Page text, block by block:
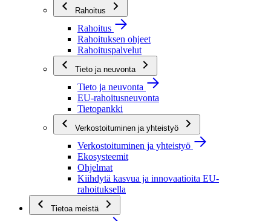
Rahoitus
Rahoitus
Rahoituksen ohjeet
Rahoituspalvelut
Tieto ja neuvonta
Tieto ja neuvonta
EU-rahoitusneuvonta
Tietopankki
Verkostoituminen ja yhteistyö
Verkostoituminen ja yhteistyö
Ekosysteemit
Ohjelmat
Kiihdytä kasvua ja innovaatioita EU-
rahoituksella
Tietoa meistä